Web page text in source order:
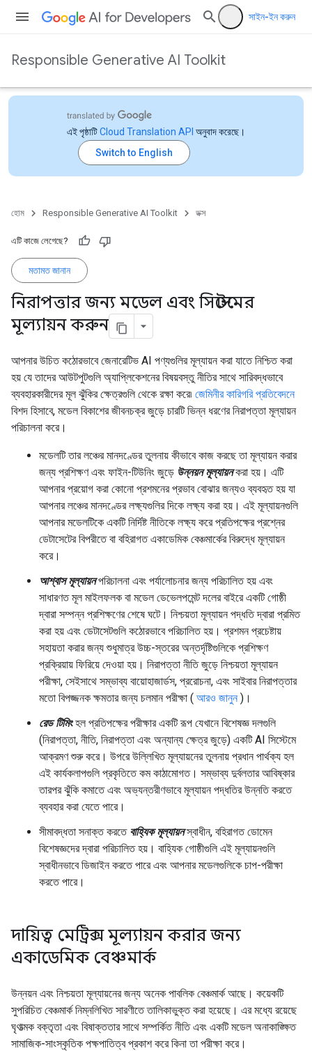
সাইন-ইন করুন
Responsible Generative AI Toolkit
এই পৃষ্ঠাটিCloud Translation API অনুবাদ করেছে।
হোম Responsible Generative AI Toolkit ডক্স
এটি কাজে লেগেছে?
মতামত জানান
নিরাপত্তার জন্য মডেল এবং সিস্টেমের
মূল্যায়ন করুন
আপনার উচিত কঠোরভাবে জেনারেটিভ AI পণ্যগুলির মূল্যায়ন করা যাতে নিশ্চিত করা
হয় যে তাদের আউটপুটগুলি অ্যাপ্লিকেশনের বিষয়বস্তু নীতির সাথে সারিবদ্ধভাবে
ব্যবহারকারীদের মূল ঝুঁকির ক্ষেত্রগুলি থেকে রক্ষা করে৷ জেমিনীর কারিগরি প্রতিবেদনে
বিশদ হিসাবে, মডেল বিকাশের জীবনচক্র জুড়ে চারটি ভিন্ন ধরণের নিরাপত্তা মূল্যায়ন
পরিচালনা করে।
মডেলটি তার লঞ্চের মানদণ্ডের তুলনায় কীভাবে কাজ করছে তা মূল্যায়ন করার
জন্য প্রশিক্ষণ এবং ফাইন-টিউনিং জুড়ে উন্নয়ন মূল্যায়নকরা হয়। এটি
আপনার প্রয়োগ করা কোনো প্রশমনের প্রভাব বোঝার জন্যও ব্যবহৃত হয় যা
আপনার লঞ্চের মানদণ্ডের লক্ষ্যগুলির দিকে লক্ষ্য করা হয়। এই মূল্যায়নগুলি
আপনার মডেলটিকে একটি নির্দিষ্ট নীতিকে লক্ষ্য করে প্রতিপক্ষের প্রশ্নের
ডেটাসেটের বিপরীতে বা বহিরাগত একাডেমিক বেঞ্চমার্কের বিরুদ্ধে মূল্যায়ন
করে।
আশ্বাস মূল্যায়নপরিচালনা এবং পর্যালোচনার জন্য পরিচালিত হয় এবং
সাধারণত মূল মাইলফলক বা মডেল ডেভেলপমেন্ট দলের বাইরে একটি গোষ্ঠী
দ্বারা সম্পন্ন প্রশিক্ষণের শেষে ঘটে। নিশ্চয়তা মূল্যায়ন পদ্ধতি দ্বারা প্রমিত
করা হয় এবং ডেটাসেটগুলি কঠোরভাবে পরিচালিত হয়। প্রশমন প্রচেষ্টায়
সহায়তা করার জন্য শুধুমাত্র উচ্চ-স্তরের অন্তর্দৃষ্টিগুলিকে প্রশিক্ষণ
প্রক্রিয়ায় ফিরিয়ে দেওয়া হয়। নিরাপত্তা নীতি জুড়ে নিশ্চয়তা মূল্যায়ন
পরীক্ষা, সেইসাথে সম্ভাব্য বায়োহাজার্ডস, প্ররোচনা, এবং সাইবার নিরাপত্তার
মতো বিপজ্জনক ক্ষমতার জন্য চলমান পরীক্ষা ( আরও জানুন)।
রেড টিমিংহল প্রতিপক্ষের পরীক্ষার একটি রূপ যেখানে বিশেষজ্ঞ দলগুলি
(নিরাপত্তা, নীতি, নিরাপত্তা এবং অন্যান্য ক্ষেত্র জুড়ে) একটি AI সিস্টেমে
আক্রমণ শুরু করে। উপরে উল্লিখিত মূল্যায়নের তুলনায় প্রধান পার্থক্য হল
এই কার্যকলাপগুলি প্রকৃতিতে কম কাঠামোগত। সম্ভাব্য দুর্বলতার আবিষ্কার
তারপর ঝুঁকি কমাতে এবং অভ্যন্তরীণভাবে মূল্যায়ন পদ্ধতির উন্নতি করতে
ব্যবহার করা যেতে পারে।
সীমাবদ্ধতা সনাক্ত করতে বাহ্যিক মূল্যায়নস্বাধীন, বহিরাগত ডোমেন
বিশেষজ্ঞদের দ্বারা পরিচালিত হয়। বাহ্যিক গোষ্ঠীগুলি এই মূল্যায়নগুলি
স্বাধীনভাবে ডিজাইন করতে পারে এবং আপনার মডেলগুলিকে চাপ-পরীক্ষা
করতে পারে।
দায়িত্ব মেট্রিক্স মূল্যায়ন করার জন্য
একাডেমিক বেঞ্চমার্ক
উন্নয়ন এবং নিশ্চয়তা মূল্যায়নের জন্য অনেক পাবলিক বেঞ্চমার্ক আছে। কয়েকটি
সুপরিচিত বেঞ্চমার্ক নিম্নলিখিত সারণীতে তালিকাভুক্ত করা হয়েছে। এর মধ্যে রয়েছে
ঘৃণাত্মক বক্তৃতা এবং বিষাক্ততার সাথে সম্পর্কিত নীতি এবং একটি মডেল অনাকাঙ্ক্ষিত
সামাজিক-সাংস্কৃতিক পক্ষপাতিত্ব প্রকাশ করে কিনা তা পরীক্ষা করে।